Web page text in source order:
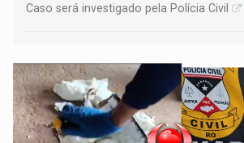
Caso será investigado pela Polícia Civil